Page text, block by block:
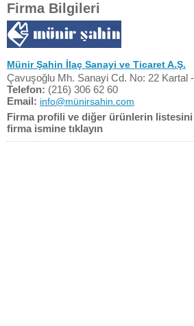
Firma Bilgileri
Münir Şahin İlaç Sanayi ve Ticaret A.Ş.
Çavuşoğlu Mh. Sanayi Cd. No: 22 Kartal
Telefon: (216) 306 62 60
Email: info@münirsahin.com
Firma profili ve diğer ürünlerin
firma ismine tıklayın